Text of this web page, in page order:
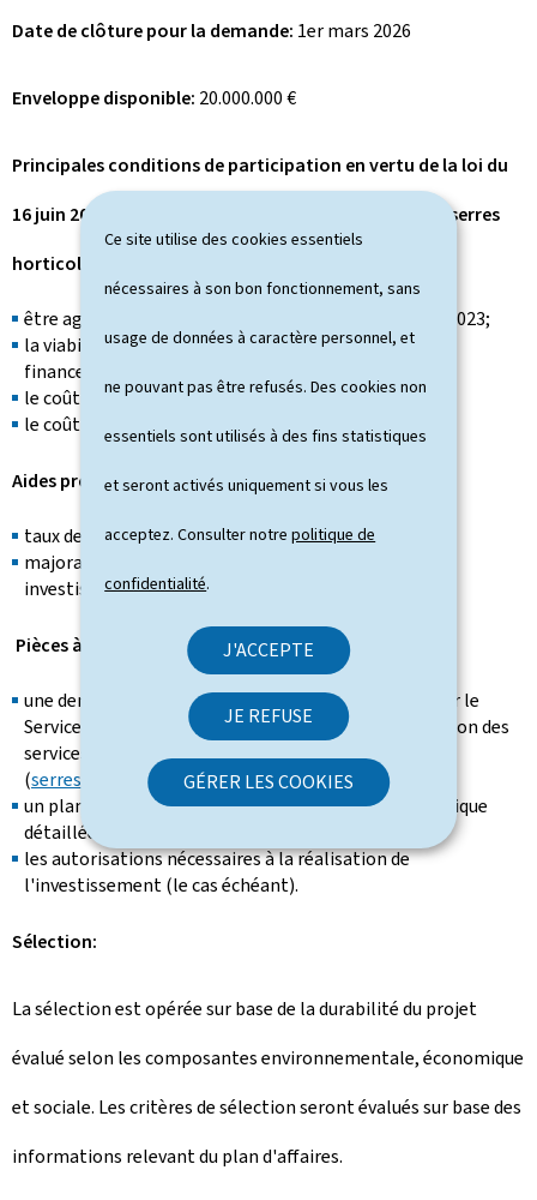
Ce site utilise des cookies essentiels
nécessaires à son bon fonctionnement, sans
usage de données à caractère personnel, et
ne pouvant pas être refusés. Des cookies non
essentiels sont utilisés à des fins statistiques
et seront activés uniquement si vous les
acceptez. Consulter notrepolitique de
confidentialité.
J'ACCEPTE
JE REFUSE
GÉRER LES COOKIES
Date de clôture pour la demande: 1er mars 2026
Enveloppe disponible: 20.000.000 €
Principales conditions de participation en vertu de la loi du
16 juin 2025 instituant une aide à la construction de serres
horticoles:
être agriculteur actif selon la loi modifiée du 2 août 2023;
la viabilité économique doit être démontrée et le
financement doit être assuré;
le coût maximal du projet: 12.000.000 € (HTVA);
le coût minimal du projet: 1.000.000 € (HTVA).
Aides prévues:
taux de base: 40 % des coûts éligibles
majoration: 15 % des coûts éligibles pour les
investissements réalisés par un jeune agriculteur
Pièces à fournir:
une demande dûment remplie (mise à disposition par le
Service des améliorations structurelles, Administration des
services techniques de l'agriculture
(serres.horticoles@asta.etat.lu));
un plan d'affaires comprenant une description technique
détaillée du projet et un plan de financement;
les autorisations nécessaires à la réalisation de
l'investissement (le cas échéant).
Sélection:
La sélection est opérée sur base de la durabilité du projet
évalué selon les composantes environnementale, économique
et sociale. Les critères de sélection seront évalués sur base des
informations relevant du plan d'affaires.